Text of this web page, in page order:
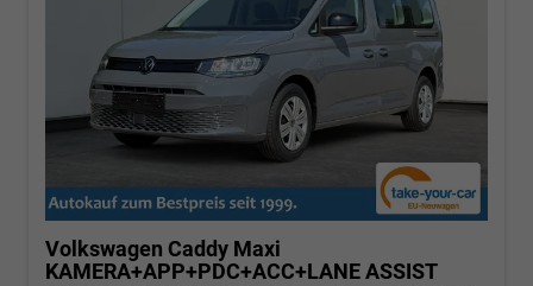
Volkswagen Caddy Maxi
KAMERA+APP+PDC+ACC+LANE ASSIST